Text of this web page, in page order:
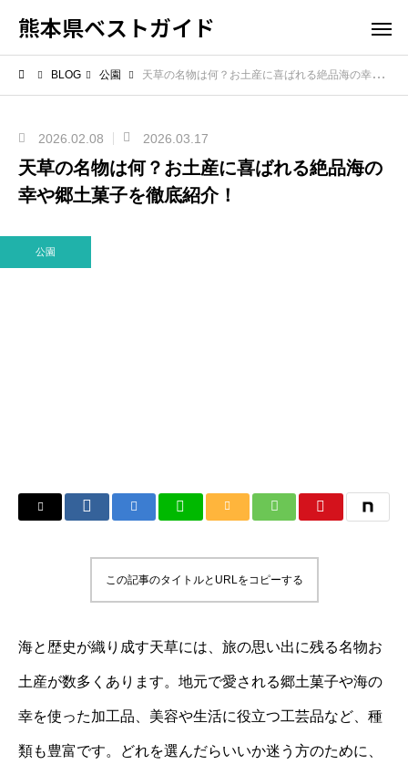
熊本県ベストガイド
BLOG 公園 天草の名物は何？お土産に喜ばれる絶品海の幸や郷土菓子を徹底紹介！
2026.02.08 2026.03.17
天草の名物は何？お土産に喜ばれる絶品海の
幸や郷土菓子を徹底紹介！
公園
この記事のタイトルとURLをコピーする
海と歴史が織り成す天草には、旅の思い出に残る名物お
土産が数多くあります。地元で愛される郷土菓子や海の
幸を使った加工品、美容や生活に役立つ工芸品など、種
類も豊富です。どれを選んだらいいか迷う方のために、